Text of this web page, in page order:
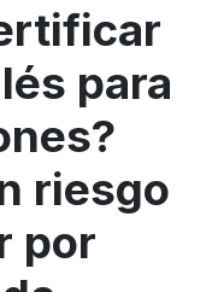
para
riesgo
por